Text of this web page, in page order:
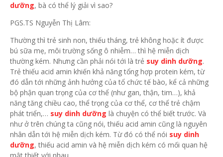
dưỡng, bà có thể lý giải vì sao?
PGS.TS Nguyễn Thị Lâm:
Thường thì trẻ sinh non, thiếu tháng, trẻ không hoặc ít được
bú sữa mẹ, môi trường sống ô nhiễm… thì hệ miễn dịch
thường kém. Nhưng cần phải nói tới là trẻ suy dinh dưỡng.
Trẻ thiếu acid amin khiến khả năng tổng hợp protein kém, từ
đó dẫn tới những ảnh hưởng của tổ chức tế bào, kể cả những
bộ phận quan trọng của cơ thể (như gan, thận, tim…), khả
năng tăng chiều cao, thể trọng của cơ thể, cơ thể trẻ chậm
phát triển,… suy dinh dưỡng là chuyện có thể biết trước. Và
như ở trên chúng ta cũng nói, thiếu acid amin cũng là nguyên
nhân dẫn tới hệ miễn dịch kém. Từ đó có thể nói suy dinh
dưỡng, thiếu acid amin và hệ miễn dịch kém có mối quan hệ